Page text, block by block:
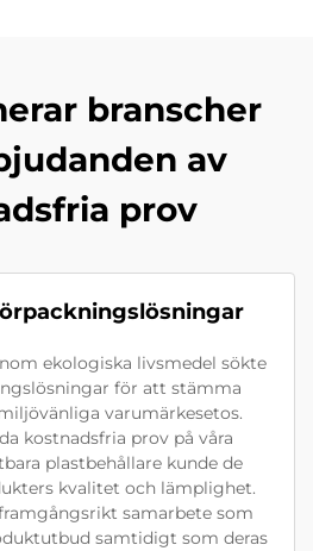
branscher
av
prov
ekologiska livsmedel sökte
för att stämma
varumärkesetos.
kostnadsfria prov på våra
plastbehållare kunde de
kvalitet och lämplighet.
samarbete som
samtidigt som deras